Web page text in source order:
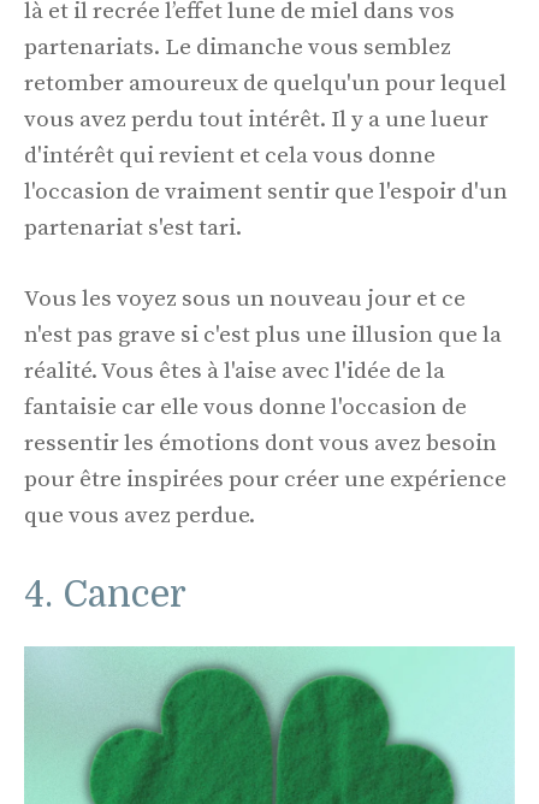
là et il recrée l’effet lune de miel dans vos
partenariats. Le dimanche vous semblez
retomber amoureux de quelqu'un pour lequel
vous avez perdu tout intérêt. Il y a une lueur
d'intérêt qui revient et cela vous donne
l'occasion de vraiment sentir que l'espoir d'un
partenariat s'est tari.
Vous les voyez sous un nouveau jour et ce
n'est pas grave si c'est plus une illusion que la
réalité. Vous êtes à l'aise avec l'idée de la
fantaisie car elle vous donne l'occasion de
ressentir les émotions dont vous avez besoin
pour être inspirées pour créer une expérience
que vous avez perdue.
4. Cancer